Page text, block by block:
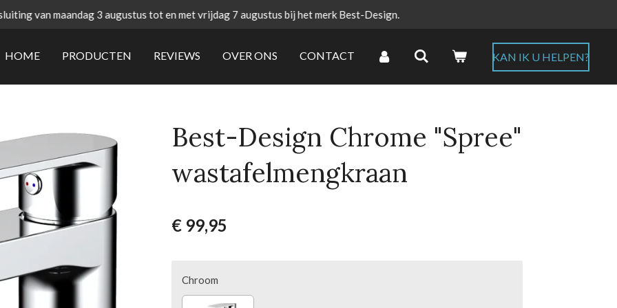
van maandag 3 augustus tot en met vrijdag 7 augustus bij het merk Best-Design.
HOME PRODUCTEN REVIEWS OVER ONS CONTACT KAN IK U HELPEN?
Best-Design Chrome "Spree"
wastafelmengkraan
€ 99,95
Chroom